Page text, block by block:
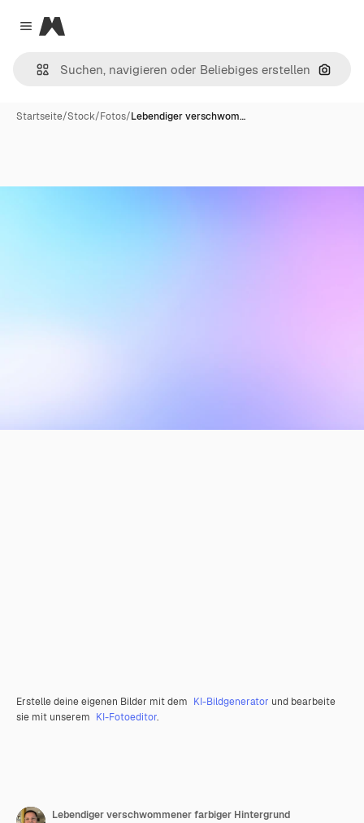
Close menu
Magnific
Nach
Startseite/Stock/Fotos/Lebendiger verschwom…
Erstelle deine eigenen Bilder mit dem KI-Bildgenerator und bearbeite
sie mit unserem KI-Fotoeditor.
Lebendiger verschwommener farbiger Hintergrund